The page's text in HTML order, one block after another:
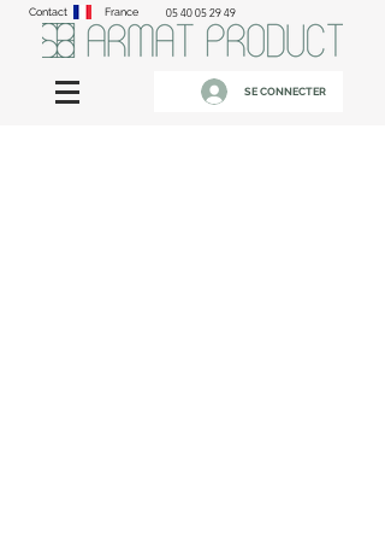
Contact France 05 40 05 29 49
SE CONNECTER